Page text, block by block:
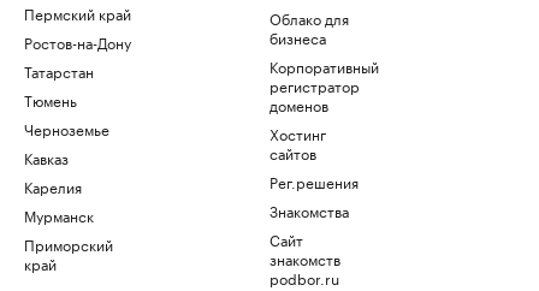
Пермский край
Ростов-на-Дону
Татарстан
Тюмень
Черноземье
Кавказ
Карелия
Мурманск
Приморский
край
Облако для
бизнеса
Корпоративный
регистратор
доменов
Хостинг
сайтов
Рег.решения
Знакомства
Сайт
знакомств
podbor.ru